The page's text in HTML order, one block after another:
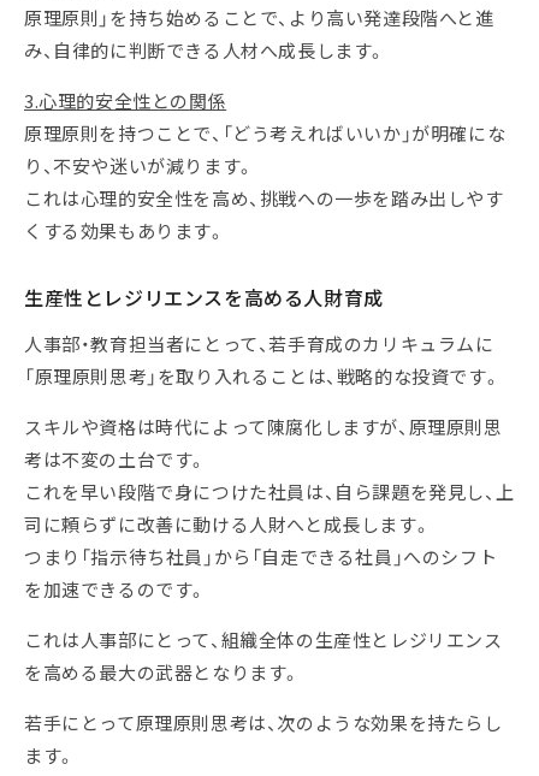
原理原則」を持ち始めることで、より高い発達段階へと進
み、自律的に判断できる人材へ成長します。
3.心理的安全性との関係
原理原則を持つことで、「どう考えればいいか」が明確にな
り、不安や迷いが減ります。
これは心理的安全性を高め、挑戦への一歩を踏み出しやす
くする効果もあります。
生産性とレジリエンスを高める人財育成
人事部・教育担当者にとって、若手育成のカリキュラムに
「原理原則思考」を取り入れることは、戦略的な投資です。
スキルや資格は時代によって陳腐化しますが、原理原則思
考は不変の土台です。
これを早い段階で身につけた社員は、自ら課題を発見し、上
司に頼らずに改善に動ける人財へと成長します。
つまり「指示待ち社員」から「自走できる社員」へのシフト
を加速できるのです。
これは人事部にとって、組織全体の生産性とレジリエンス
を高める最大の武器となります。
若手にとって原理原則思考は、次のような効果を持たらし
ます。